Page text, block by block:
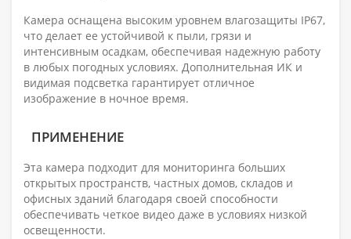
Камера оснащена высоким уровнем влагозащиты IP67,
что делает ее устойчивой к пыли, грязи и
интенсивным осадкам, обеспечивая надежную работу
в любых погодных условиях. Дополнительная ИК и
видимая подсветка гарантирует отличное
изображение в ночное время.
ПРИМЕНЕНИЕ
Эта камера подходит для мониторинга больших
открытых пространств, частных домов, складов и
офисных зданий благодаря своей способности
обеспечивать четкое видео даже в условиях низкой
освещенности.